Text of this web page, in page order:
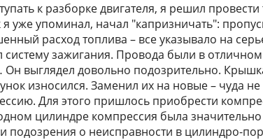
к разборке двигателя, я решил
уже упоминал, начал "капризничать":
расход топлива – все указывало на
зажигания. Провода были в
Он выглядел довольно подозрительно.
износился. Заменил их на новые – чуда
Для этого пришлось приобрести
цилиндре компрессия была
подозрения о неисправности в цилиндро-